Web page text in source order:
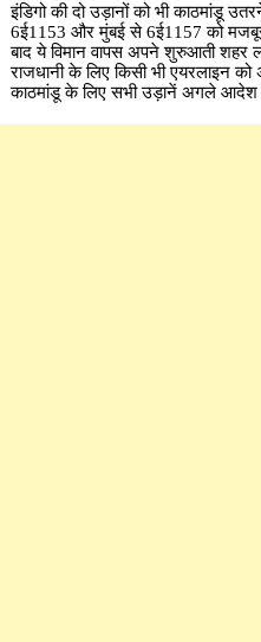
इंडिगो की दो उड़ानों को भी काठमांडू
6ई1153 और मुंबई से 6ई1157 को
बाद ये विमान वापस अपने शुरुआती शहर
राजधानी के लिए किसी भी एयरलाइन
काठमांडू के लिए सभी उड़ानें अगले आदेश